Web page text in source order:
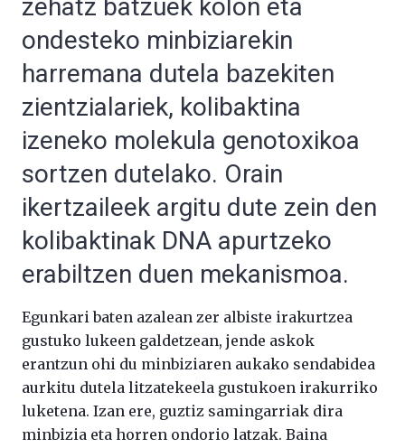
zehatz batzuek kolon eta
ondesteko minbiziarekin
harremana dutela bazekiten
zientzialariek, kolibaktina
izeneko molekula genotoxikoa
sortzen dutelako. Orain
ikertzaileek argitu dute zein den
kolibaktinak DNA apurtzeko
erabiltzen duen mekanismoa.
Egunkari baten azalean zer albiste irakurtzea
gustuko lukeen galdetzean, jende askok
erantzun ohi du minbiziaren aukako sendabidea
aurkitu dutela litzatekeela gustukoen irakurriko
luketena. Izan ere, guztiz samingarriak dira
minbizia eta horren ondorio latzak. Baina